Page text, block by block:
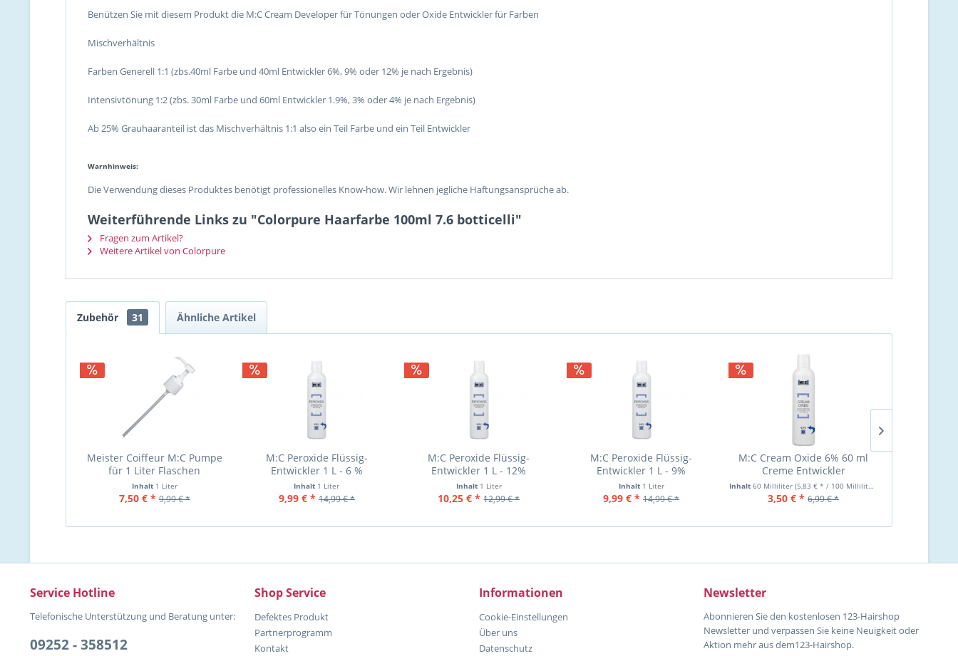
Benützen Sie mit diesem Produkt die M:C Cream Developer für Tönungen oder Oxide Entwickler für Farben
Mischverhältnis
Farben Generell 1:1 (zbs.40ml Farbe und 40ml Entwickler 6%, 9% oder 12% je nach Ergebnis)
Intensivtönung 1:2 (zbs. 30ml Farbe und 60ml Entwickler 1.9%, 3% oder 4% je nach Ergebnis)
Ab 25% Grauhaaranteil ist das Mischverhältnis 1:1 also ein Teil Farbe und ein Teil Entwickler
Warnhinweis:
Die Verwendung dieses Produktes benötigt professionelles Know-how. Wir lehnen jegliche Haftungsansprüche ab.
Weiterführende Links zu "Colorpure Haarfarbe 100ml 7.6 botticelli"
Fragen zum Artikel?
Weitere Artikel von Colorpure
Zubehör 31 Ähnliche Artikel
Meister Coiffeur M:C Pumpe
für 1 Liter Flaschen
Inhalt 1 Liter
7,50 € * 9,99 € *
M:C Peroxide Flüssig-
Entwickler 1 L - 6 %
Inhalt 1 Liter
9,99 € * 14,99 € *
M:C Peroxide Flüssig-
Entwickler 1 L - 12%
Inhalt 1 Liter
10,25 € * 12,99 € *
M:C Peroxide Flüssig-
Entwickler 1 L - 9%
Inhalt 1 Liter
9,99 € * 14,99 € *
M:C Cream Oxide 6% 60 ml
Creme Entwickler
Inhalt60 Milliliter(5,83 € * / 100 Milliliter)
3,50 € * 6,99 € *
Service Hotline
Telefonische Unterstützung und Beratung unter:
09252 - 358512
Shop Service
Defektes Produkt
Partnerprogramm
Kontakt
Informationen
Cookie-Einstellungen
Über uns
Datenschutz
Newsletter
Abonnieren Sie den kostenlosen 123-Hairshop
Newsletter und verpassen Sie keine Neuigkeit oder
Aktion mehr aus dem123-Hairshop.